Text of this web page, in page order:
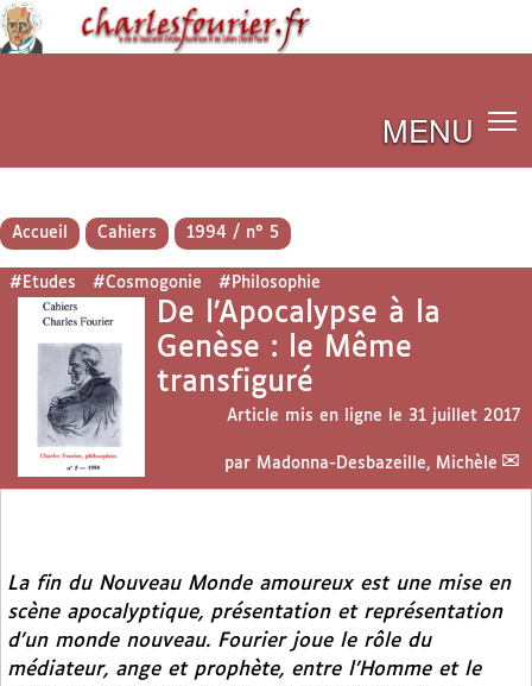
MENU
Accueil Cahiers 1994 / n° 5
#Etudes #Cosmogonie #Philosophie
De l’Apocalypse à la
Genèse : le Même
transfiguré
Article mis en ligne le 31 juillet 2017
par Madonna-Desbazeille, Michèle
La fin du Nouveau Monde amoureuxest une mise en
scène apocalyptique, présentation et représentation
d’un monde nouveau. Fourier joue le rôle du
médiateur, ange et prophète, entre l’Homme et le